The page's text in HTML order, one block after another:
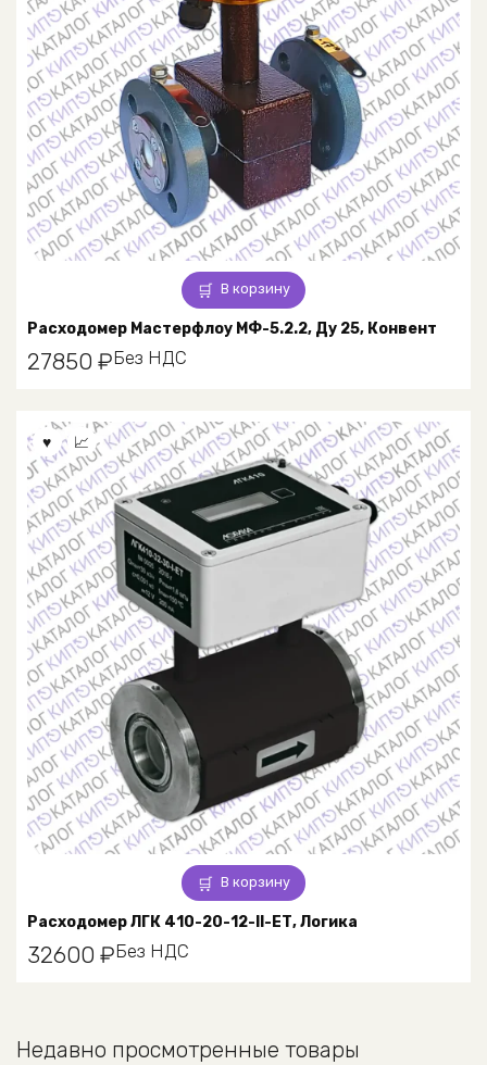
В корзину
Расходомер Мастерфлоу МФ-5.2.2, Ду 25, Конвент
27850 ₽Без НДС
В корзину
Расходомер ЛГК 410-20-12-II-ЕТ, Логика
32600 ₽Без НДС
Недавно просмотренные товары